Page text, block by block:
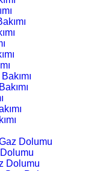
Dolumu
Dolumu